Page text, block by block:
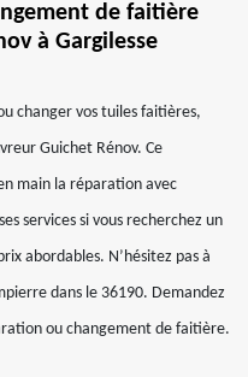
de faitière
à Gargilesse
changer vos tuiles faitières,
Guichet Rénov. Ce
main la réparation avec
services si vous recherchez un
abordables. N’hésitez pas à
dans le 36190. Demandez
ou changement de faitière.